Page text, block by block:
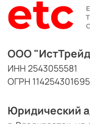
ООО
ИНН 2543055581
ОГРН
Юридический